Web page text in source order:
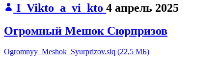
I_Vikto_a_vi_kto4 апрель 2025
Огромный Мешок Сюрпризов
Ogromnyy_Meshok_Syurprizov.siq (22,5 МБ)